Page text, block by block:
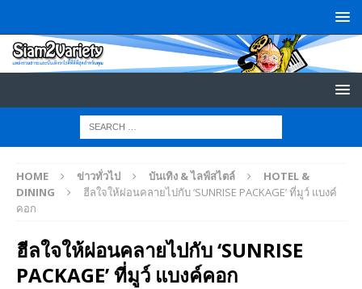
HOME ข่าวทั่วไป บันเทิง & ไลฟ์สไตล์
HOTEL &
DINING
ฮีลใจให้ผ่อนคลายไปกับ ‘SUNRISE PACKAGE’ ที่มูว์ แบงค์
คอก
ฮีลใจให้ผ่อนคลายไปกับ ‘SUNRISE
PACKAGE’ ที่มูว์ แบงค์คอก